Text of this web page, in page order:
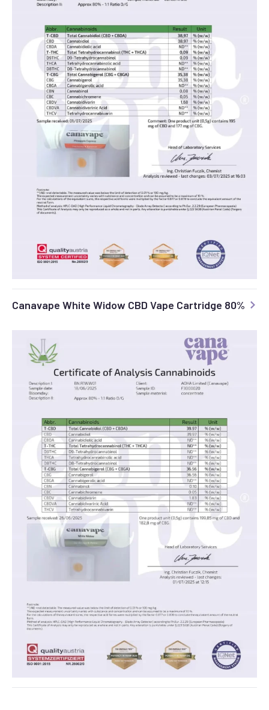
Canavape White Widow CBD Vape Cartridge 80%